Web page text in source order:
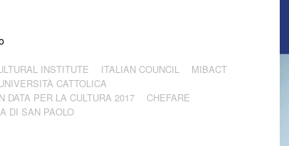
INSTITUTE ITALIAN COUNCIL
MIBACT
CATTOLICA
DATA PER LA CULTURA 2017
CHEFARE
DI SAN PAOLO